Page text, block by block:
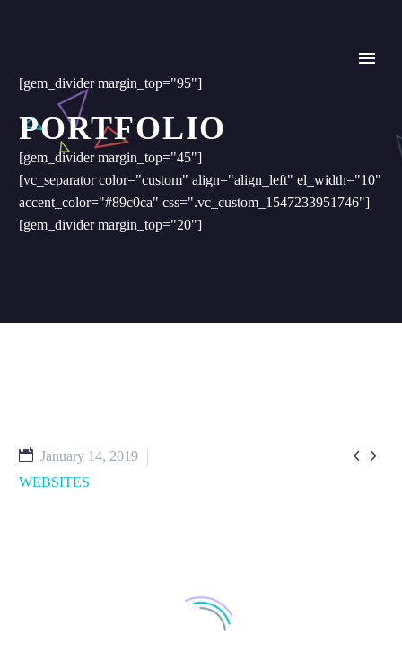
[gem_divider margin_top="95"]
PORTFOLIO
[gem_divider margin_top="45"]
[vc_separator color="custom" align="align_left" el_width="10"
accent_color="#89c0ca" css=".vc_custom_1547233951746"]
[gem_divider margin_top="20"]
 
January 14, 2019
WEBSITES